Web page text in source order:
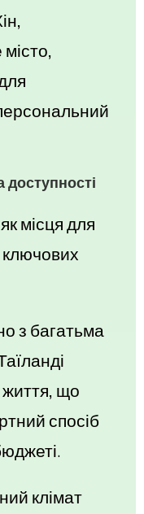
доступності
місця для
ключових
з багатьма
життя, що
спосіб
клімат